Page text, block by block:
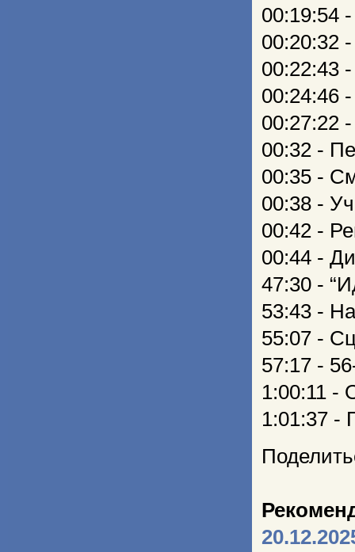
00:19:54
00:20:32
00:22:43
00:24:46
00:27:22
00:32 -
00:35 -
00:38 -
00:42 -
00:44 -
47:30 -
53:43 -
55:07 -
57:17 -
1:00:11 -
1:01:37 -